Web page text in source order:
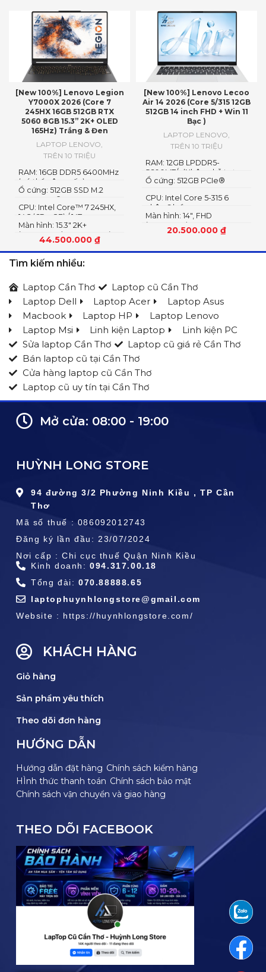
[New 100%] Lenovo Legion
Y7000X 2026 (Core 7
245HX 16GB 512GB RTX
5060 8GB 15.3” 2K+ OLED
165Hz) Trắng & Đen
LAPTOP LENOVO,
TRÊN 10 TRIỆU
44.500.000 ₫
Màn hình: 15.3″ 2K+
(2560×1600) OLED 1100nits
(peak) / 500nits (typical)
Glossy, 100% DCI-P3, 165Hz,
G-SYNC®, DisplayHDR™
CPU: Intel Core™ 7 245HX,
14C (6P + 8E) / 14T
Ổ cứng: 512GB SSD M.2
2242 PCIe® 4.0×4 NVMe
RAM: 16GB DDR5 6400MHz
(có thể nâng cấp)
[New 100%] Lenovo Lecoo
Air 14 2026 (Core 5/315 12GB
512GB 14 inch FHD + Win 11
Bạc )
LAPTOP LENOVO,
TRÊN 10 TRIỆU
20.500.000 ₫
Màn hình: 14″, FHD
(1920x1200) IPS, 16:10
CPU: Intel Core 5-315 6
nhân 6 luồng
Ổ cứng: 512GB PCIe®
RAM: 12GB LPDDR5-
5600MT/s (Không hỗ trợ
nâng cấp)
Tìm kiếm nhiều:
Laptop Cần Thơ
Laptop cũ Cần Thơ
Laptop Dell
Laptop Acer
Laptop Asus
Macbook
Laptop HP
Laptop Lenovo
Laptop Msi
Linh kiện Laptop
Linh kiện PC
Sửa laptop Cần Thơ
Laptop cũ giá rẻ Cần Thơ
Bán laptop cũ tại Cần Thơ
Cửa hàng laptop cũ Cần Thơ
Laptop cũ uy tín tại Cần Thơ
Mở cửa: 08:00 - 19:00
HUỲNH LONG STORE
94 đường 3/2 Phường Ninh Kiều , TP Cần
Thơ
Mã số thuế : 086092012743
Đăng ký lần đầu: 23/07/2024
Nơi cấp : Chi cục thuế Quận Ninh Kiều
Kinh doanh:094.317.00.18
Tổng đài: 070.88888.65
laptophuynhlongstore@gmail.com
Website : https://huynhlongstore.com/
KHÁCH HÀNG
Giỏ hàng
Sản phẩm yêu thích
Theo dõi đơn hàng
HƯỚNG DẪN
Hướng dẫn đặt hàng Chính sách kiểm hàng
HÌnh thức thanh toán Chính sách bảo mật
Chính sách vận chuyển và giao hàng
THEO DÕI FACEBOOK